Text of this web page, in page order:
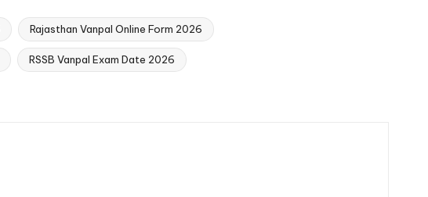
Rajasthan Vanpal Online Form 2026
RSSB Vanpal Exam Date 2026